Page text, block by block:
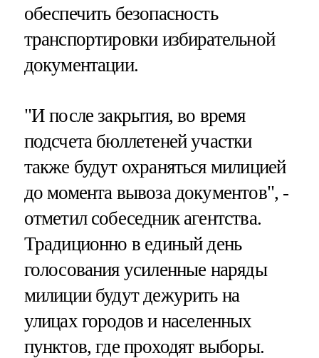
обеспечить безопасность
транспортировки избирательной
документации.
"И после закрытия, во время
подсчета бюллетеней участки
также будут охраняться милицией
до момента вывоза документов", -
отметил собеседник агентства.
Традиционно в единый день
голосования усиленные наряды
милиции будут дежурить на
улицах городов и населенных
пунктов, где проходят выборы.